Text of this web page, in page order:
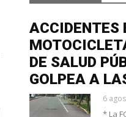
ACCIDENTES
DE SALUD
GOLPEA A
6
* La